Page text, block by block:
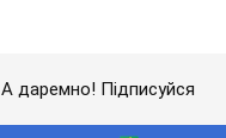
даремно! Підписуйся